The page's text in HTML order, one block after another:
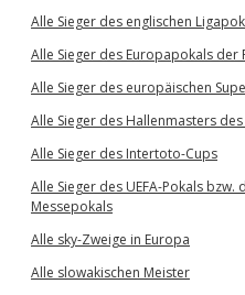
Alle Sieger des englischen
Alle Sieger des Europapokals der
Alle Sieger des europäischen
Alle Sieger des Hallenmasters des
Alle Sieger des Intertoto-Cups
Alle Sieger des UEFA-Pokals
Messepokals
Alle sky-Zweige in Europa
Alle slowakischen Meister